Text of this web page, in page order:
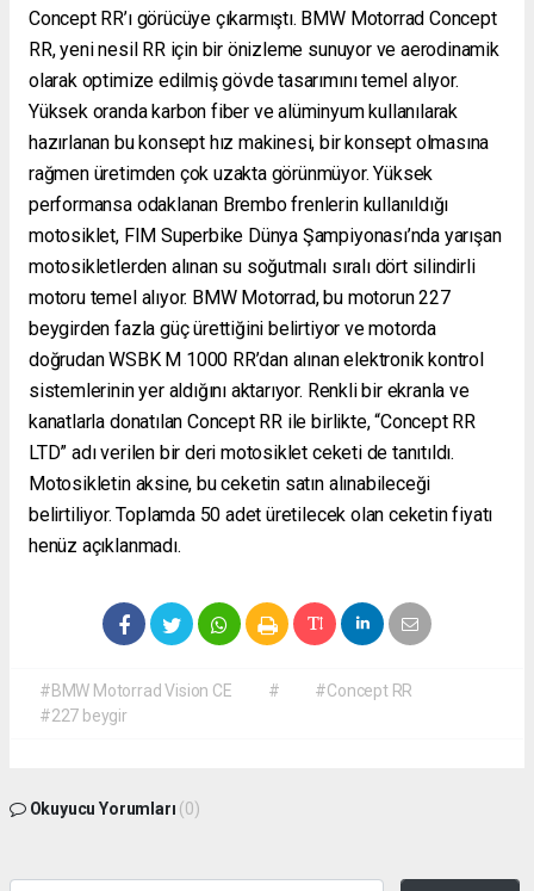
Concept RR’ı görücüye çıkarmıştı. BMW Motorrad Concept
RR, yeni nesil RR için bir önizleme sunuyor ve aerodinamik
olarak optimize edilmiş gövde tasarımını temel alıyor.
Yüksek oranda karbon fiber ve alüminyum kullanılarak
hazırlanan bu konsept hız makinesi, bir konsept olmasına
rağmen üretimden çok uzakta görünmüyor. Yüksek
performansa odaklanan Brembo frenlerin kullanıldığı
motosiklet, FIM Superbike Dünya Şampiyonası’nda yarışan
motosikletlerden alınan su soğutmalı sıralı dört silindirli
motoru temel alıyor. BMW Motorrad, bu motorun 227
beygirden fazla güç ürettiğini belirtiyor ve motorda
doğrudan WSBK M 1000 RR’dan alınan elektronik kontrol
sistemlerinin yer aldığını aktarıyor. Renkli bir ekranla ve
kanatlarla donatılan Concept RR ile birlikte, “Concept RR
LTD” adı verilen bir deri motosiklet ceketi de tanıtıldı.
Motosikletin aksine, bu ceketin satın alınabileceği
belirtiliyor. Toplamda 50 adet üretilecek olan ceketin fiyatı
henüz açıklanmadı.
#BMW Motorrad Vision CE #
#Concept RR
#227 beygir
Okuyucu Yorumları (0)